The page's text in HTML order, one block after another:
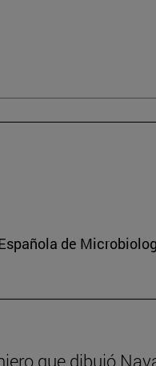
de
que dibujó